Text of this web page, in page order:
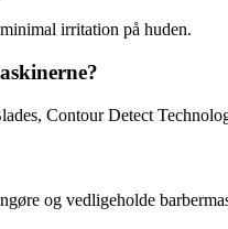
irritation på huden.
Contour Detect
og vedligeholde